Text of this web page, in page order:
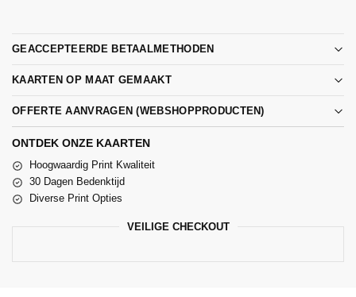
GEACCEPTEERDE BETAALMETHODEN
KAARTEN OP MAAT GEMAAKT
OFFERTE AANVRAGEN (WEBSHOPPRODUCTEN)
ONTDEK ONZE KAARTEN
Hoogwaardig Print Kwaliteit
30 Dagen Bedenktijd
Diverse Print Opties
VEILIGE CHECKOUT